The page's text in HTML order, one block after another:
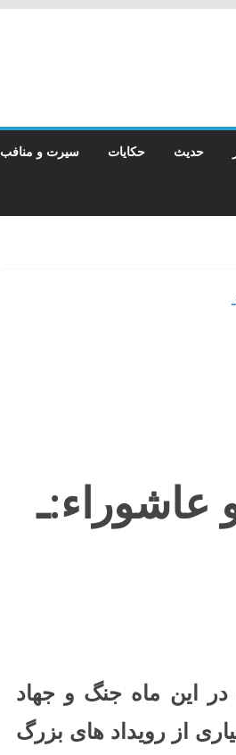
حدیث حکایات سیرت و منافب
عاشوراء:ـ
این ماه جنگ و جهاد
از رویداد های بزرگ